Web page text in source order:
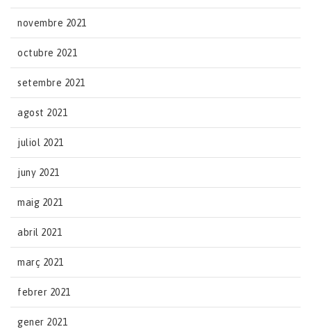
novembre 2021
octubre 2021
setembre 2021
agost 2021
juliol 2021
juny 2021
maig 2021
abril 2021
març 2021
febrer 2021
gener 2021